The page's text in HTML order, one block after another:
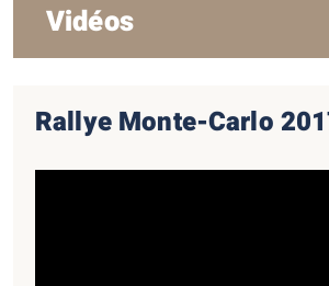
Vidéos
Rallye Monte-Carlo